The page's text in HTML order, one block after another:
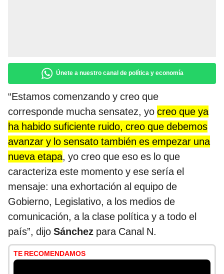
Únete a nuestro canal de política y economía
“Estamos comenzando y creo que
corresponde mucha sensatez, yo creo que ya
ha habido suficiente ruido, creo que debemos
avanzar y lo sensato también es empezar una
nueva etapa, yo creo que eso es lo que
caracteriza este momento y ese sería el
mensaje: una exhortación al equipo de
Gobierno, Legislativo, a los medios de
comunicación, a la clase política y a todo el
país”, dijo Sánchez para Canal N.
TE RECOMENDAMOS